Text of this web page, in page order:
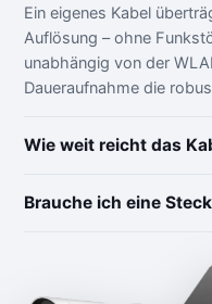
Ein eigenes Kabel
Auflösung – ohne
unabhängig von der
Daueraufnahme die
Wie weit reicht das
Brauche ich eine